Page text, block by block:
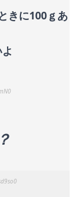
きに100ｇあ